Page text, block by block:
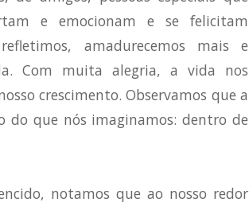
e emocionam e se felicitam
amadurecemos mais e
Com muita alegria, a vida nos
crescimento. Observamos que a
do que nós imaginamos: dentro de
notamos que ao nosso redor